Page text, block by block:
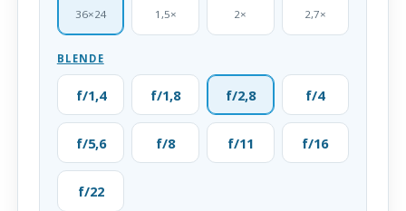
36×24 1,5× 2× 2,7×
BLENDE
f/1,4 f/1,8 f/2,8 f/4
f/5,6 f/8 f/11 f/16
f/22